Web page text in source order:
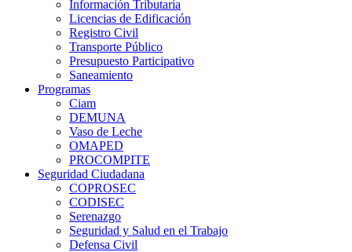
Información Tributaria
Licencias de Edificación
Registro Civil
Transporte Público
Presupuesto Participativo
Saneamiento
Programas
Ciam
DEMUNA
Vaso de Leche
OMAPED
PROCOMPITE
Seguridad Ciudadana
COPROSEC
CODISEC
Serenazgo
Seguridad y Salud en el Trabajo
Defensa Civil